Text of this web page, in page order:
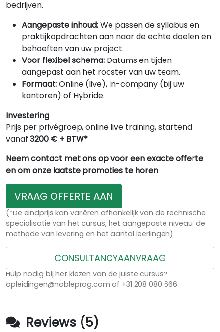
bedrijven.
Aangepaste inhoud:We passen de syllabus en
praktijkopdrachten aan naar de echte doelen en
behoeften van uw project.
Voor flexibel schema: Datums en tijden
aangepast aan het rooster van uw team.
Formaat:Online (live), In-company (bij uw
kantoren) of Hybride.
Investering
Prijs per privégroep, online live training, startend
vanaf 3200 € + BTW*
Neem contact met ons op voor een exacte offerte
en om onze laatste promoties te horen
VRAAG OFFERTE AAN
(*De eindprijs kan variëren afhankelijk van de technische
specialisatie van het cursus, het aangepaste niveau, de
methode van levering en het aantal leerlingen)
CONSULTANCYAANVRAAG
Hulp nodig bij het kiezen van de juiste cursus?
opleidingen@nobleprog.com of +31 208 080 666
Reviews (5)